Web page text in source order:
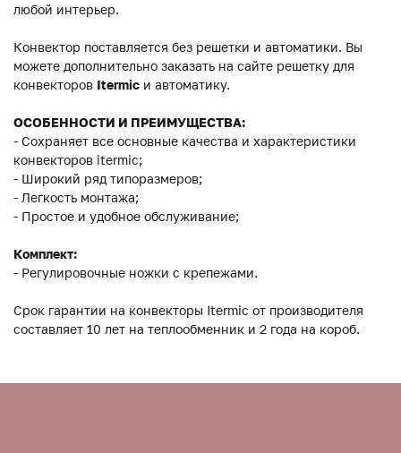
любой интерьер.
Конвектор поставляется без решетки и автоматики. Вы
можете дополнительно заказать на сайте решетку для
конвекторов Itermic и автоматику.
ОСОБЕННОСТИ И ПРЕИМУЩЕСТВА:
- Сохраняет все основные качества и характеристики
конвекторов itermic;
- Широкий ряд типоразмеров;
- Легкость монтажа;
- Простое и удобное обслуживание;
Комплект:
- Регулировочные ножки с крепежами.
Срок гарантии на конвекторы Itermic от производителя
составляет 10 лет на теплообменник и 2 года на короб.